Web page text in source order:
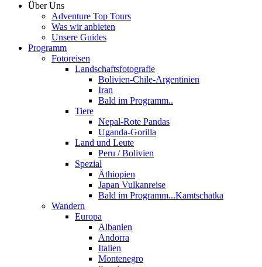
Über Uns
Adventure Top Tours
Was wir anbieten
Unsere Guides
Programm
Fotoreisen
Landschaftsfotografie
Bolivien-Chile-Argentinien
Iran
Bald im Programm..
Tiere
Nepal-Rote Pandas
Uganda-Gorilla
Land und Leute
Peru / Bolivien
Spezial
Äthiopien
Japan Vulkanreise
Bald im Programm...Kamtschatka
Wandern
Europa
Albanien
Andorra
Italien
Montenegro